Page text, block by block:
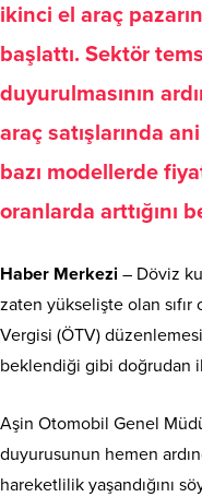
ikinci el araç
başlattı. Sektör
duyurulmasının
araç satışlarında
bazı modellerde
oranlarda arttığını
Haber Merkezi – Döviz
zaten yükselişte olan
Vergisi (ÖTV)
beklendiği gibi doğrudan
Aşin Otomobil Genel
duyurusunun hemen
hareketlilik yaşandığını